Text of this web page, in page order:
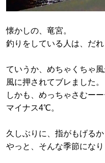
懐かしの、竜宮。
釣りをしている人は、だれ
ていうか、めちゃくちゃ
風に押されてブレました。
しかも、めっちゃさむーー
マイナス4℃。
久しぶりに、指がもげるか
やっと、そんな季節になり